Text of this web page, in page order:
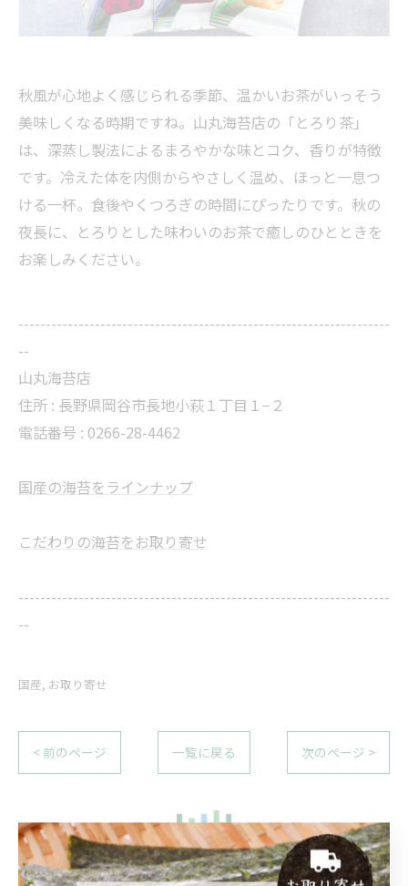
秋風が心地よく感じられる季節、温かいお茶がいっそう
美味しくなる時期ですね。山丸海苔店の「とろり茶」
は、深蒸し製法によるまろやかな味とコク、香りが特徴
です。冷えた体を内側からやさしく温め、ほっと一息つ
ける一杯。食後やくつろぎの時間にぴったりです。秋の
夜長に、とろりとした味わいのお茶で癒しのひとときを
お楽しみください。
--------------------------------------------------------------------
--
山丸海苔店
住所 : 長野県岡谷市長地小萩１丁目１−２
電話番号 : 0266-28-4462
国産の海苔をラインナップ
こだわりの海苔をお取り寄せ
--------------------------------------------------------------------
--
国産 お取り寄せ
< 前のページ 一覧に戻る 次のページ >
関連タグ